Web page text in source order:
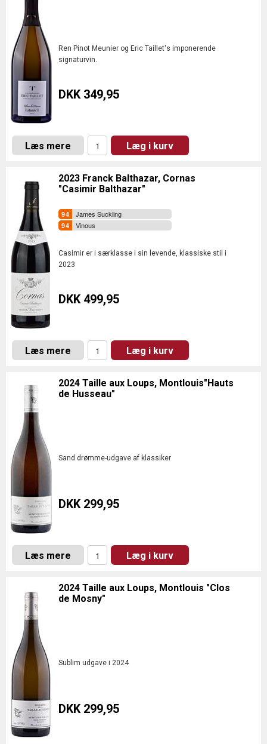
Ren Pinot Meunier og Eric Taillet's imponerende
signaturvin.
DKK 349,95
Læs mere Læg i kurv
2023 Franck Balthazar, Cornas
"Casimir Balthazar"
James Suckling
Vinous
Casimir er i særklasse i sin levende, klassiske stil i
2023
DKK 499,95
Læs mere Læg i kurv
2024 Taille aux Loups, Montlouis"Hauts
de Husseau"
Sand drømme-udgave af klassiker
DKK 299,95
Læs mere Læg i kurv
2024 Taille aux Loups, Montlouis "Clos
de Mosny"
Sublim udgave i 2024
DKK 299,95